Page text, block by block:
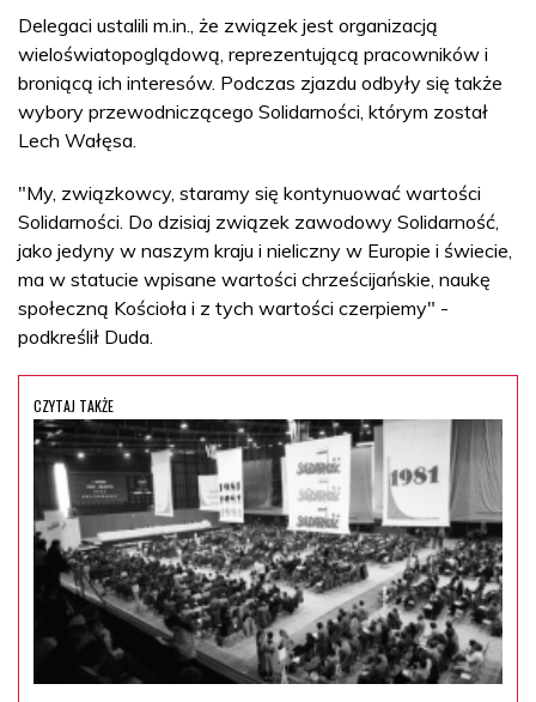
Delegaci ustalili m.in., że związek jest organizacją
wieloświatopoglądową, reprezentującą pracowników i
broniącą ich interesów. Podczas zjazdu odbyły się także
wybory przewodniczącego Solidarności, którym został
Lech Wałęsa.
"My, związkowcy, staramy się kontynuować wartości
Solidarności. Do dzisiaj związek zawodowy Solidarność,
jako jedyny w naszym kraju i nieliczny w Europie i świecie,
ma w statucie wpisane wartości chrześcijańskie, naukę
społeczną Kościoła i z tych wartości czerpiemy" -
podkreślił Duda.
CZYTAJ TAKŻE